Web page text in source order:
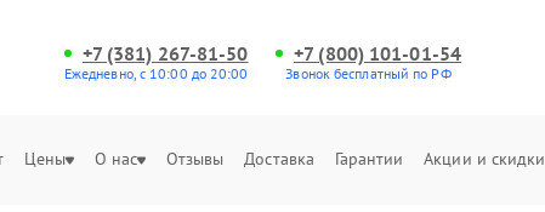
+7 (381) 267-81-50
Ежедневно, с 10:00 до 20:00
+7 (800) 101-01-54
Звонок бесплатный по РФ
Цены О нас Отзывы Доставка Гарантии Акции и скидки